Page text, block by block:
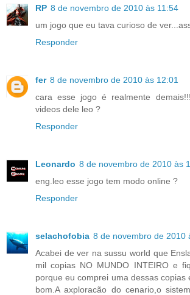
RP 8 de novembro de 2010 às 11:54
um jogo que eu tava curioso de
Responder
fer 8 de novembro de 2010 às 12:01
cara esse jogo é realmente
videos dele leo ?
Responder
Leonardo 8 de novembro de 2010 às
eng.leo esse jogo tem modo online ?
Responder
selachofobia 8 de novembro de 2010
Acabei de ver na sussu world que
mil copias NO MUNDO INTEIRO e
porque eu comprei uma dessas copias
bom.A axploracão do cenario,o